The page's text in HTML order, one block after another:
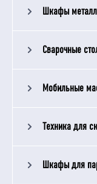
Шкафы
Сварочные
Мобильные
Техника для
Шкафы для